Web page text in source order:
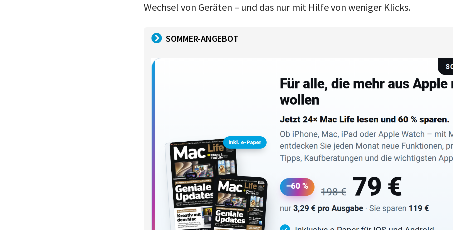
Wechsel von Geräten – und das nur mit Hilfe von weniger Klicks.
SOMMER-ANGEBOT